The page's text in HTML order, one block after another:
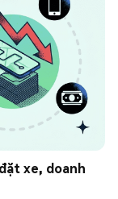
xe, doanh